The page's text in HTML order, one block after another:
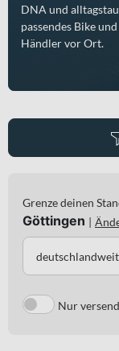
DNA und
passendes Bike
Händler vor Ort.
Grenze deinen
Göttingen |
deutschlandweit
Nur